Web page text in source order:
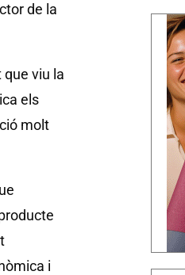
de la
que viu la
els
molt
i